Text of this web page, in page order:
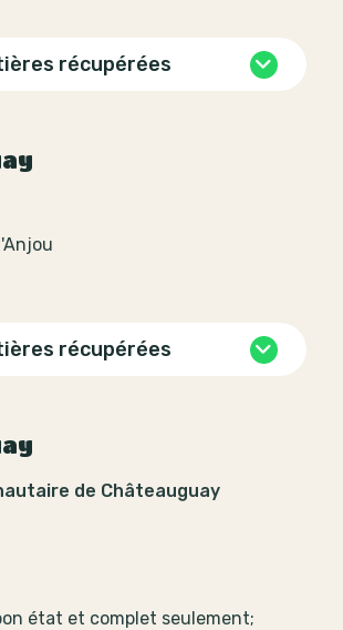
récupérées
récupérées
de Châteauguay
état et complet seulement;